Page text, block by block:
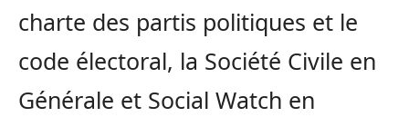
charte des partis politiques et le
code électoral, la Société Civile en
Générale et Social Watch en